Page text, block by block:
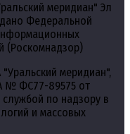
меридиан" Эл
Федеральной
(Роскомнадзор)
меридиан",
№ ФС77-89575 от
по надзору в
и массовых